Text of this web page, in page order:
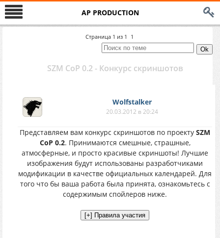
AP PRODUCTION
Страница 1 из 1 1
SZM CoP 0.2 - Конкурс скриншотов
Wolfstalker
20.03.2012 в 20:24
Представляем вам конкурс скриншотов по проекту SZM
CoP 0.2. Принимаются смешные, страшные,
атмосферные, и просто красивые скриншоты! Лучшие
изображения будут использованы разработчиками
модификации в качестве официальных календарей. Для
того что бы ваша работа была принята, ознакомьтесь с
содержимым спойлеров ниже.